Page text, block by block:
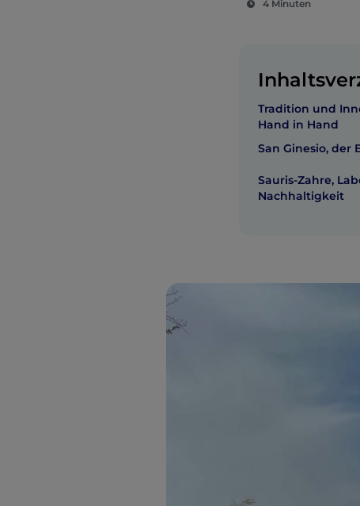
4 Minuten
Tradition und
Hand in Hand
San Ginesio, der
Sauris-Zahre,
Nachhaltigkeit